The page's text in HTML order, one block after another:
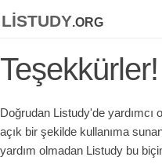
listudy.org
Teşekkürler!
Doğrudan Listudy'de
açık bir şekilde kullanıma
yardım olmadan Listudy bu